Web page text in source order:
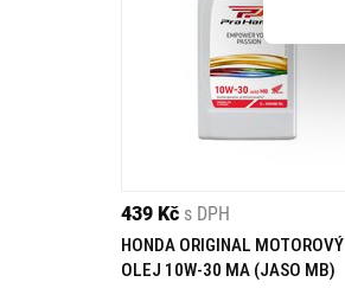
439 Kč s DPH
HONDA ORIGINAL MOTOROVÝ
OLEJ 10W-30 MA (JASO MB)